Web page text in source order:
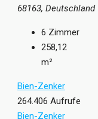
68163, Deutschland
6 Zimmer
258,12
m²
Bien-Zenker
264.406 Aufrufe
Bien-Zenker